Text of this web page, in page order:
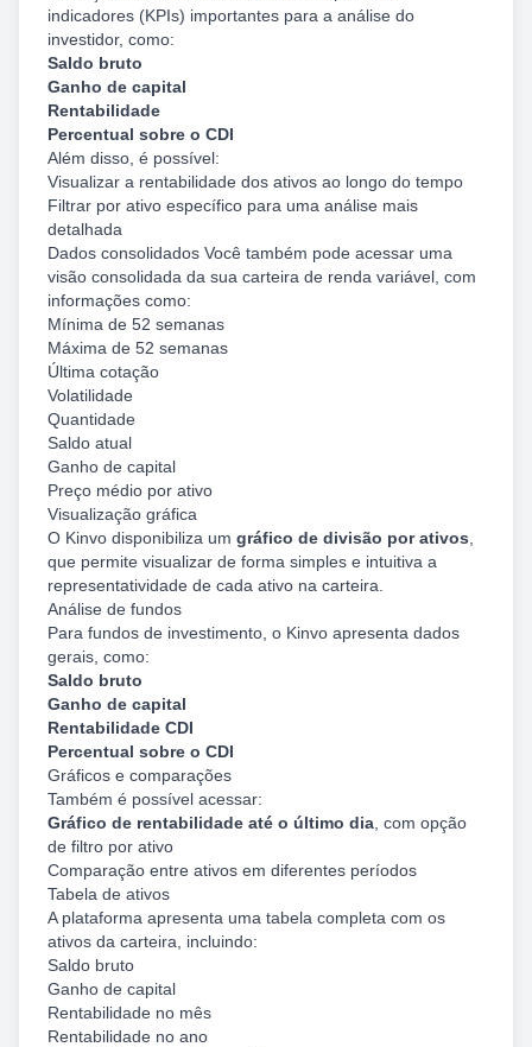
indicadores (KPIs) importantes para a análise do
investidor, como:
Saldo bruto
Ganho de capital
Rentabilidade
Percentual sobre o CDI
Além disso, é possível:
Visualizar a rentabilidade dos ativos ao longo do tempo
Filtrar por ativo específico para uma análise mais
detalhada
Dados consolidados Você também pode acessar uma
visão consolidada da sua carteira de renda variável, com
informações como:
Mínima de 52 semanas
Máxima de 52 semanas
Última cotação
Volatilidade
Quantidade
Saldo atual
Ganho de capital
Preço médio por ativo
Visualização gráfica
O Kinvo disponibiliza um gráfico de divisão por ativos
que permite visualizar de forma simples e intuitiva a
representatividade de cada ativo na carteira.
Análise de fundos
Para fundos de investimento, o Kinvo apresenta dados
gerais, como:
Saldo bruto
Ganho de capital
Rentabilidade CDI
Percentual sobre o CDI
Gráficos e comparações
Também é possível acessar:
Gráfico de rentabilidade até o último dia , com opção
de filtro por ativo
Comparação entre ativos em diferentes períodos
Tabela de ativos
A plataforma apresenta uma tabela completa com os
ativos da carteira, incluindo:
Saldo bruto
Ganho de capital
Rentabilidade no mês
Rentabilidade no ano